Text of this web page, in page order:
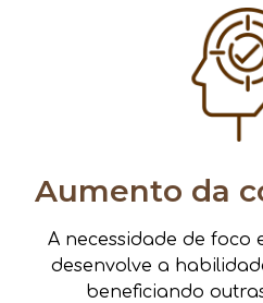
Aumento da
A necessidade de foco
desenvolve a
beneficiando